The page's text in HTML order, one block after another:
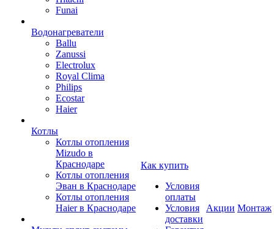
Funai
Водонагреватели
Ballu
Zanussi
Electrolux
Royal Clima
Philips
Ecostar
Haier
Котлы
Котлы отопления
Mizudo в
Краснодаре
Котлы отопления
Эван в Краснодаре
Котлы отопления
Haier в Краснодаре
Как купить
Условия
оплаты
Условия
доставки
Акции Монтаж